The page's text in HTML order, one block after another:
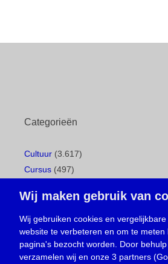
Categorieën
Cultuur (3.617)
Cursus (497)
Gemeentepagina(104)
Ingezonden brief(539)
Media(156)
Nieuws (23.330)
Wij maken gebruik van
Wij gebruiken cookies en
website te verbeteren en om te meten
pagina's bezocht worden. Door
verzamelen wij en onze 3 partners